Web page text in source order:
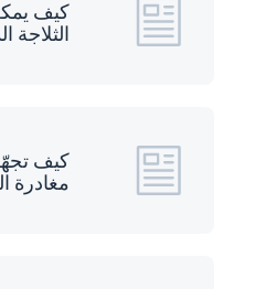
كيف
الثلاجة
كيف
مغادرة